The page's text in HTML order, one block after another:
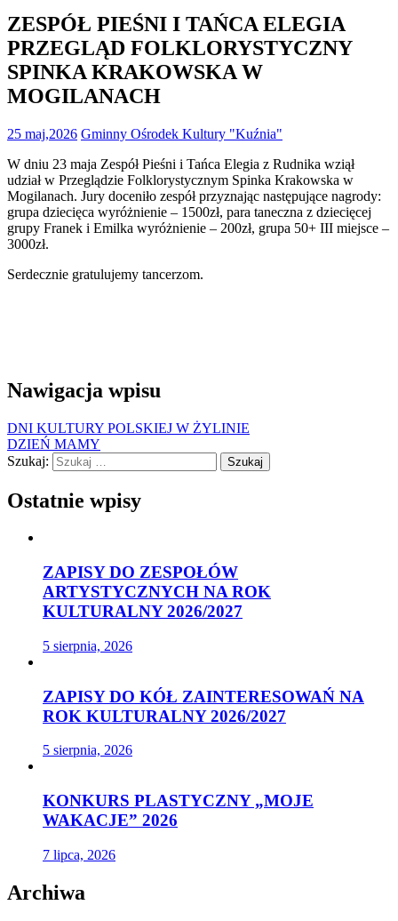
ZESPÓŁ PIEŚNI I TAŃCA ELEGIA
PRZEGLĄD FOLKLORYSTYCZNY
SPINKA KRAKOWSKA W
MOGILANACH
25 maj,2026 Gminny Ośrodek Kultury "Kuźnia"
W dniu 23 maja Zespół Pieśni i Tańca Elegia z Rudnika wziął
udział w Przeglądzie Folklorystycznym Spinka Krakowska w
Mogilanach. Jury doceniło zespół przyznając następujące nagrody:
grupa dziecięca wyróżnienie – 1500zł, para taneczna z dziecięcej
grupy Franek i Emilka wyróżnienie – 200zł, grupa 50+ III miejsce –
3000zł.
Serdecznie gratulujemy tancerzom.
Nawigacja wpisu
DNI KULTURY POLSKIEJ W ŻYLINIE
DZIEŃ MAMY
Szukaj:
Ostatnie wpisy
ZAPISY DO ZESPOŁÓW
ARTYSTYCZNYCH NA ROK
KULTURALNY 2026/2027
5 sierpnia, 2026
ZAPISY DO KÓŁ ZAINTERESOWAŃ NA
ROK KULTURALNY 2026/2027
5 sierpnia, 2026
KONKURS PLASTYCZNY „MOJE
WAKACJE” 2026
7 lipca, 2026
Archiwa